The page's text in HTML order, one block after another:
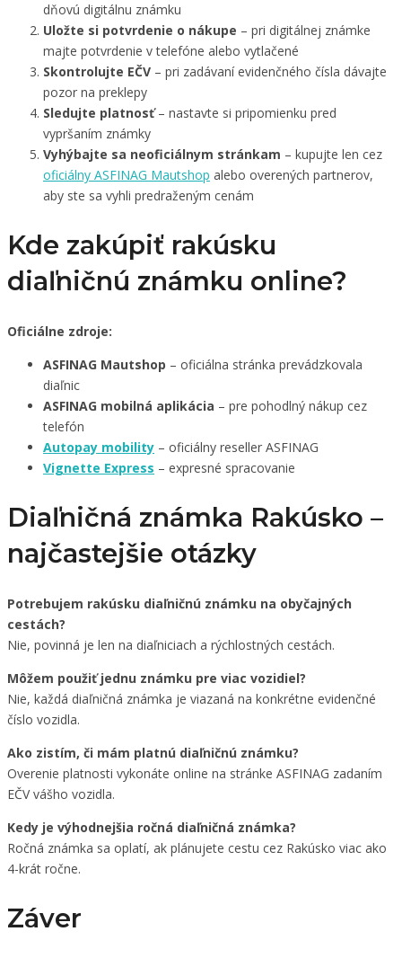
dňovú digitálnu známku
Uložte si potvrdenie o nákupe – pri digitálnej známke
majte potvrdenie v telefóne alebo vytlačené
Skontrolujte EČV – pri zadávaní evidenčného čísla dávajte
pozor na preklepy
Sledujte platnosť– nastavte si pripomienku pred
vypršaním známky
Vyhýbajte sa neoficiálnym stránkam – kupujte len cez
oficiálny ASFINAG Mautshop alebo overených partnerov,
aby ste sa vyhli predraženým cenám
Kde zakúpiť rakúsku
diaľničnú známku online?
Oficiálne zdroje:
ASFINAG Mautshop – oficiálna stránka prevádzkovala
diaľnic
ASFINAG mobilná aplikácia – pre pohodlný nákup cez
telefón
Autopay mobility – oficiálny reseller ASFINAG
Vignette Express – expresné spracovanie
Diaľničná známka Rakúsko –
najčastejšie otázky
Potrebujem rakúsku diaľničnú známku na obyčajných
cestách?
Nie, povinná je len na diaľniciach a rýchlostných cestách.
Môžem použiť jednu známku pre viac vozidiel?
Nie, každá diaľničná známka je viazaná na konkrétne evidenčné
číslo vozidla.
Ako zistím, či mám platnú diaľničnú známku?
Overenie platnosti vykonáte online na stránke ASFINAG zadaním
EČV vášho vozidla.
Kedy je výhodnejšia ročná diaľničná známka?
Ročná známka sa oplatí, ak plánujete cestu cez Rakúsko viac ako
4-krát ročne.
Záver